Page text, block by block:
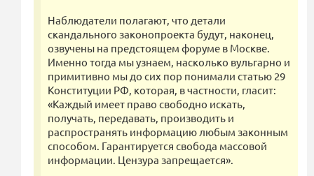
Наблюдатели полагают, что детали
скандального законопроекта будут, наконец,
озвучены на предстоящем форуме в Москве.
Именно тогда мы узнаем, насколько вульгарно и
примитивно мы до сих пор понимали статью 29
Конституции РФ, которая, в частности, гласит:
«Каждый имеет право свободно искать,
получать, передавать, производить и
распространять информацию любым законным
способом. Гарантируется свобода массовой
информации. Цензура запрещается».